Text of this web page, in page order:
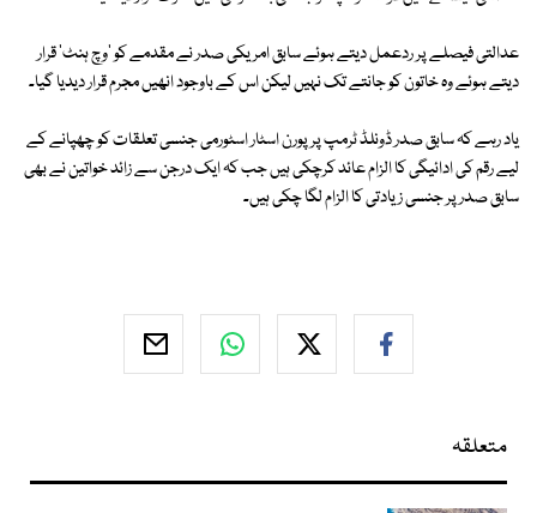
عدالتی فیصلے پر ردعمل دیتے ہوئے سابق امریکی صدر نے مقدمے کو 'وچ ہنٹ' قرار
دیتے ہوئے وہ خاتون کو جانتے تک نہیں لیکن اس کے باوجود انھیں مجرم قرار دیدیا گیا۔
یاد رہے کہ سابق صدر ڈونلڈ ٹرمپ پر پورن اسٹار اسٹورمی جنسی تعلقات کو چھپانے کے
لیے رقم کی ادائیگی کا الزام عائد کرچکی ہیں جب کہ ایک درجن سے زائد خواتین نے بھی
سابق صدر پر جنسی زیادتی کا الزام لگا چکی ہیں۔
متعلقہ